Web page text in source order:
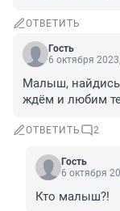
ОТВЕТИТЬ
Гость
6 октября
Малыш,
ждём и любим
ОТВЕТИТЬ 2
Гость
6 октября
Кто малыш?!